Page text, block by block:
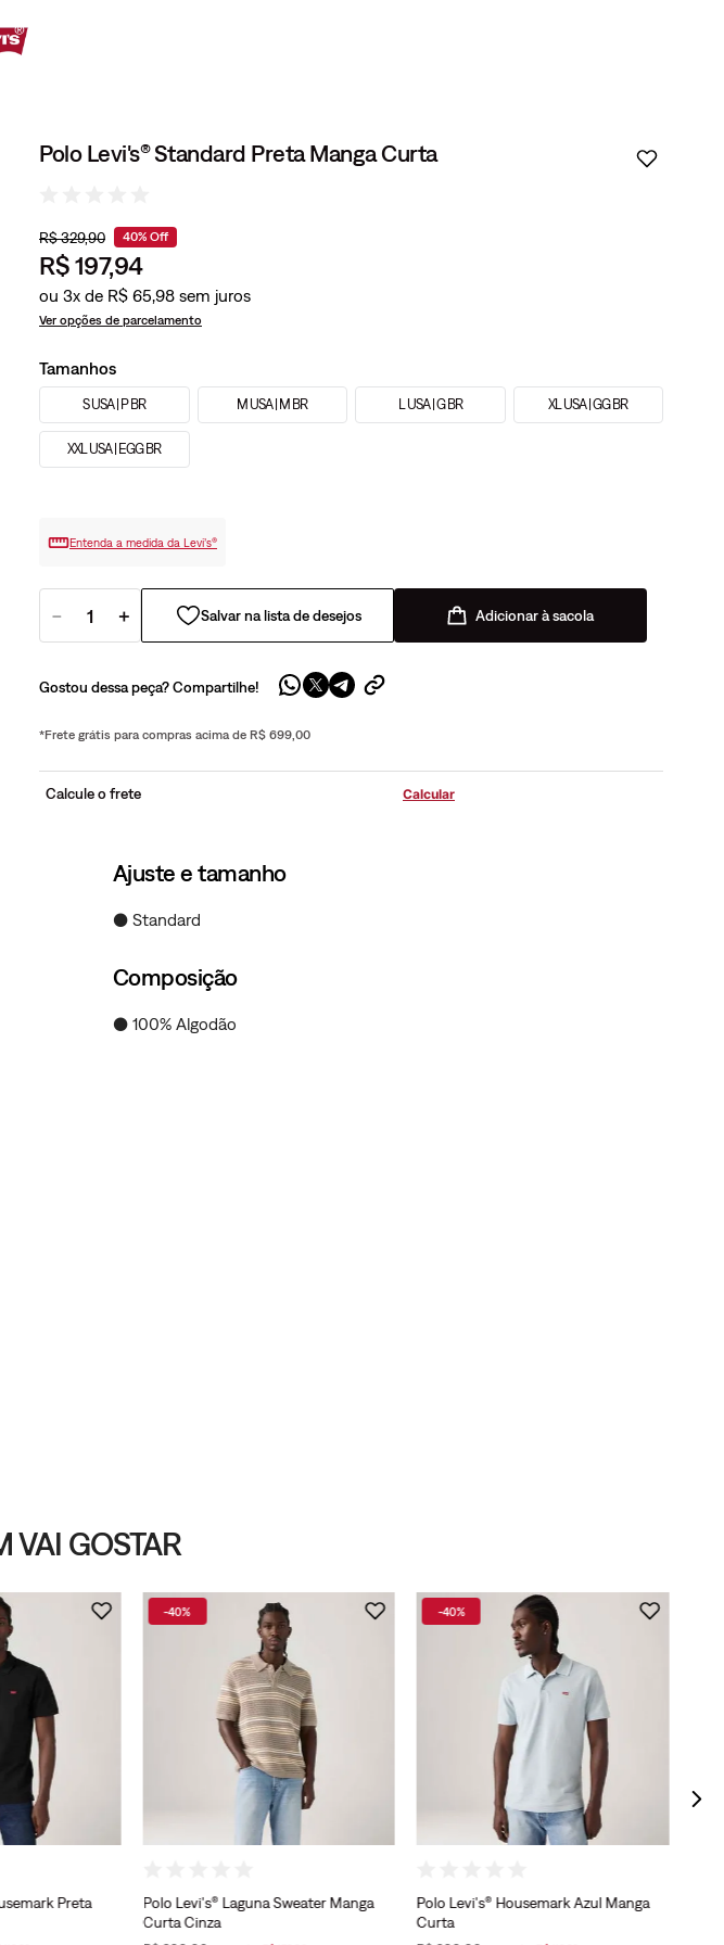
Polo Levi's® Standard Preta Manga Curta
R$329,90 40% Off
R$197,94
ou 3x de R$ 65,98
Ver opções de parcelamento
Tamanhos
S USA | P BR M USA | M BR L USA | G BR XL USA | GG BR
XXL USA | EGG BR
Entenda a medida da Levi’s®
＋
－ Adicionar à sacola
Gostou dessa peça? Compartilhe!
*Frete grátis para compras acima de R$ 699,00
Calcule o frete
Ajuste e tamanho
● Standard
Composição
● 100% Algodão
VAI GOSTAR
Preta
-40%
Polo Levi's® Laguna Sweater Manga
Curta Cinza
-40%
Polo Levi's® Housemark Azul Manga
Curta